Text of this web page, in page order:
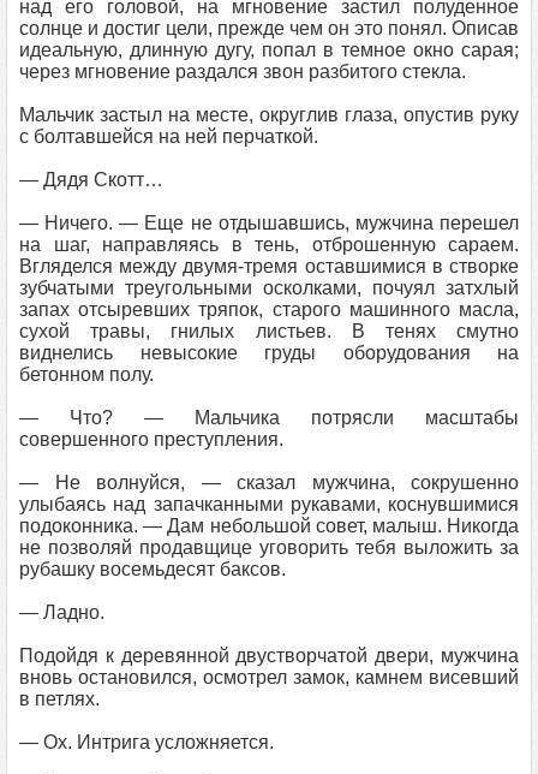
над его головой, на мгновение застил полуденное
солнце и достиг цели, прежде чем он это понял. Описав
идеальную, длинную дугу, попал в темное окно сарая;
через мгновение раздался звон разбитого стекла.
Мальчик застыл на месте, округлив глаза, опустив руку
с болтавшейся на ней перчаткой.
— Дядя Скотт…
— Ничего. — Еще не отдышавшись, мужчина перешел
на шаг, направляясь в тень, отброшенную сараем.
Вгляделся между двумя-тремя оставшимися в створке
зубчатыми треугольными осколками, почуял затхлый
запах отсыревших тряпок, старого машинного масла,
сухой травы, гнилых листьев. В тенях смутно
виднелись невысокие груды оборудования на
бетонном полу.
— Что? — Мальчика потрясли масштабы
совершенного преступления.
— Не волнуйся, — сказал мужчина, сокрушенно
улыбаясь над запачканными рукавами, коснувшимися
подоконника. — Дам небольшой совет, малыш. Никогда
не позволяй продавщице уговорить тебя выложить за
рубашку восемьдесят баксов.
— Ладно.
Подойдя к деревянной двустворчатой двери, мужчина
вновь остановился, осмотрел замок, камнем висевший
в петлях.
— Ох. Интрига усложняется.